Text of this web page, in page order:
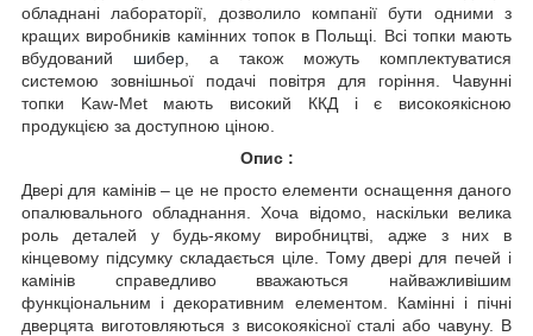
обладнані лабораторії, дозволило компанії бути одними з
кращих виробників камінних топок в Польщі. Всі топки мають
вбудований шибер , а також можуть комплектуватися
системою зовнішньої подачі повітря для горіння. Чавунні
топки Kaw-Met мають високий ККД і є високоякісною
продукцією за доступною ціною.
Опис :
Двері для камінів – це не просто елементи оснащення даного
опалювального обладнання. Хоча відомо, наскільки велика
роль деталей у будь-якому виробництві, адже з них в
кінцевому підсумку складається ціле. Тому двері для печей і
камінів справедливо вважаються найважливішим
функціональним і декоративним елементом. Камінні і пічні
дверцята виготовляються з високоякісної сталі або чавуну. В